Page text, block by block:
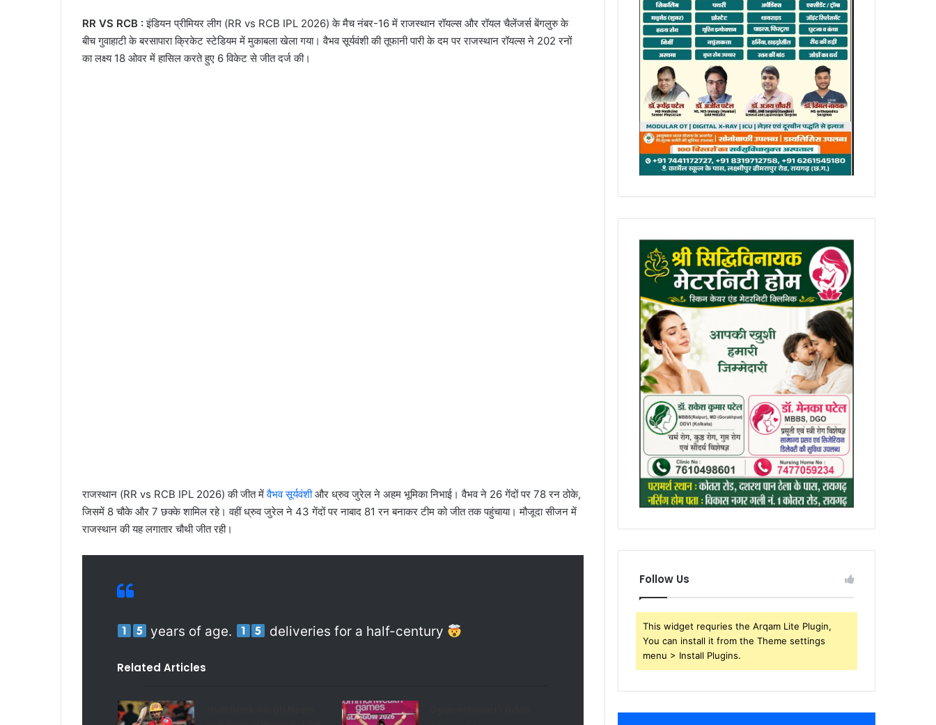
RR VS RCB :इंडियन प्रीमियर लीग (RR vs RCB IPL 2026) के मैच नंबर-16 में राजस्थान रॉयल्स और रॉयल चैलेंजर्स बेंगलुरु के
बीच गुवाहाटी के बरसापारा क्रिकेट स्टेडियम में मुकाबला खेला गया। वैभव सूर्यवंशी की तूफानी पारी के दम पर राजस्थान रॉयल्स ने 202 रनों
का लक्ष्य 18 ओवर में हासिल करते हुए 6 विकेट से जीत दर्ज की।
राजस्थान (RR vs RCB IPL 2026) की जीत मेंवैभव सूर्यवंशीऔर ध्रुव जुरेल ने अहम भूमिका निभाई। वैभव ने 26 गेंदों पर 78 रन ठोके,
जिसमें 8 चौके और 7 छक्के शामिल रहे। वहीं ध्रुव जुरेल ने 43 गेंदों पर नाबाद 81 रन बनाकर टीम को जीत तक पहुंचाया। मौजूदा सीजन में
राजस्थान की यह लगातार चौथी जीत रही।
years of age. deliveries for a half-century
Related Articles
Follow Us
This widget requries the Arqam Lite Plugin,
You can install it from the Theme settings
menu > Install Plugins.